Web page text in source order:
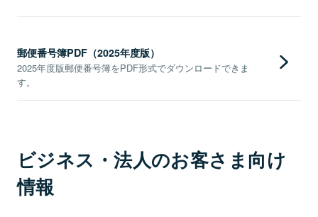
郵便番号簿PDF（2025年度版）
2025年度版郵便番号簿をPDF形式でダウンロードできま
す。
ビジネス・法人のお客さま向け
情報